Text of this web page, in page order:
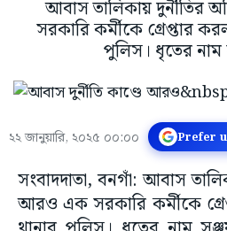
আবাস তালিকায়
সরকারি কর্মীকে গ্রেপ্তার
পুলিস। ধৃতের নাম
২২ জানুয়ারি, ২০২৫ ০০:০০ Prefer
সংবাদদাতা, বনগাঁ: আবাস
আরও এক সরকারি কর্মীকে